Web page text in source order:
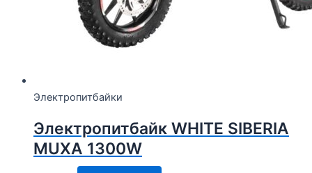
Электропитбайки
Электропитбайк WHITE SIBERIA
MUXA 1300W